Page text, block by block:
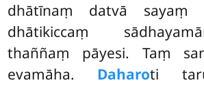
dhātīnaṃ datvā sayaṃ
dhātikiccaṃ
thaññaṃ pāyesi. Taṃ
evamāha. Daharoti